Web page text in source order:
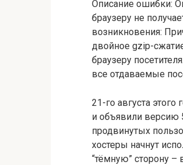
Описание ошибки:
браузеру не
возникновения:
двойное gzip-
браузеру
все отдаваемые
21-го августа
и объявили версию
продвинутых
хостеры начнут
“тёмную” сторону